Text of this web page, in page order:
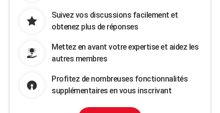
Suivez vos discussions facilement et
obtenez plus de réponses
Mettez en avant votre expertise et aidez les
autres membres
Profitez de nombreuses fonctionnalités
supplémentaires en vous inscrivant